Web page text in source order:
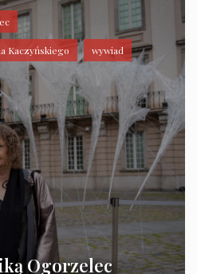
Kaczyńskiego wywiad
Ludwiką Ogorzelec